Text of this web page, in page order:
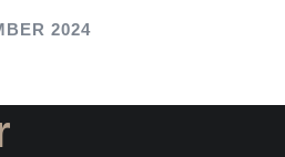
2024